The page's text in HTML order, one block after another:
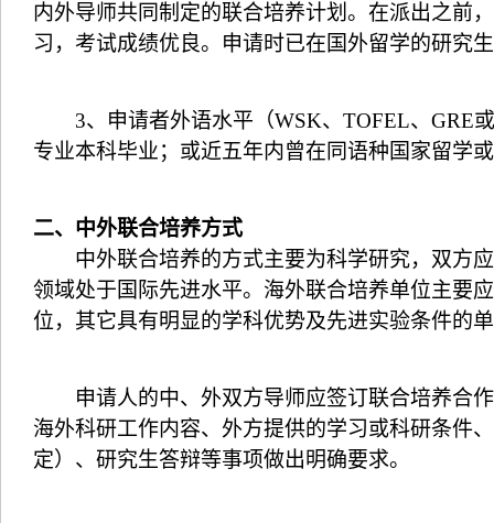
内外导师共同制定的联合培养计划。在派出之前
习，考试成绩优良。申请时已在国外留学的研究
3、申请者外语水平（WSK、 TOFEL、 GRE或
专业本科毕业；或近五年内曾在同语种国家留学
二、中外联合培养方式
中外联合培养的方式主要为科学研究，双方应
领域处于国际先进水平。海外联合培养单位主要
位，其它具有明显的学科优势及先进实验条件的
申请人的中、外双方导师应签订联合培养合作
海外科研工作内容、外方提供的学习或科研条件
定）、研究生答辩等事项做出明确要求。